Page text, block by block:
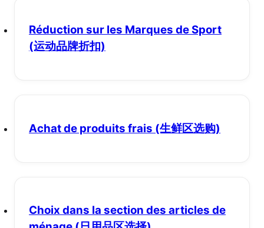
Réduction sur les Marques de Sport
(运动品牌折扣)
Achat de produits frais (生鲜区选购)
Choix dans la section des articles de